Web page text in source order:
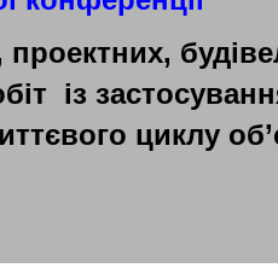
проектних,
із
циклу